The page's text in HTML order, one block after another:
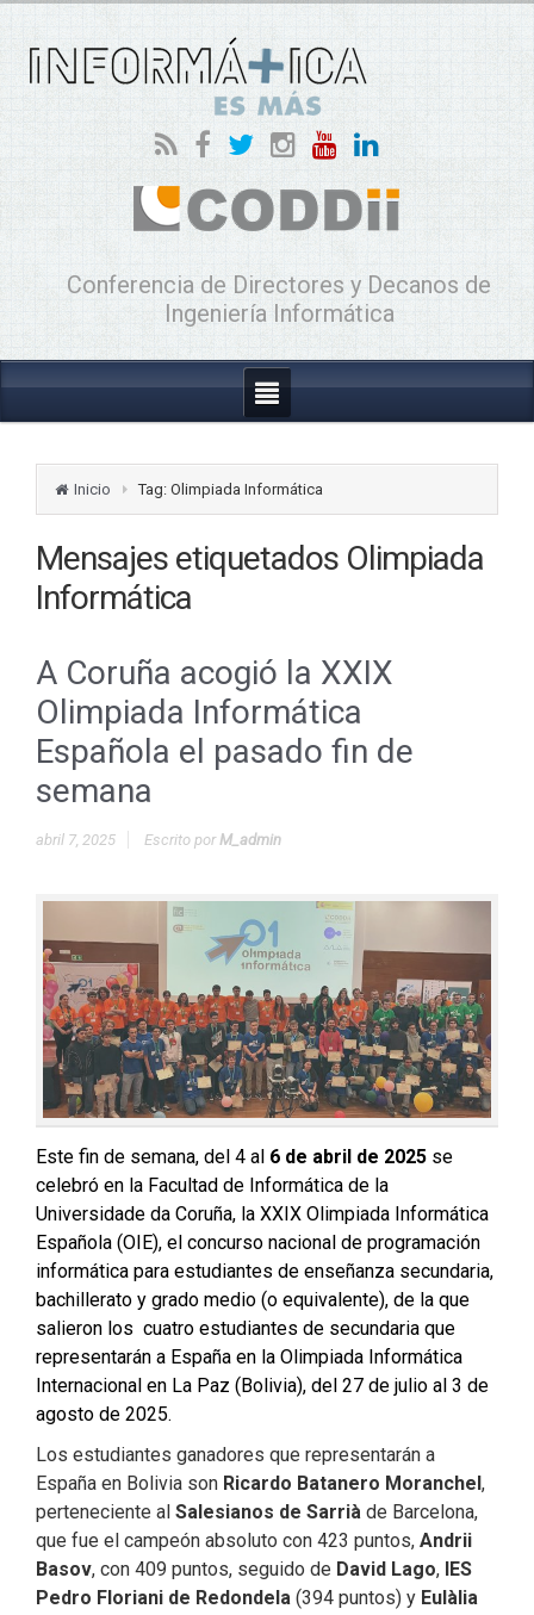
Conferencia de Directores y Decanos de
Ingeniería Informática
Inicio Tag: Olimpiada Informática
Mensajes etiquetados Olimpiada
Informática
A Coruña acogió la XXIX
Olimpiada Informática
Española el pasado fin de
semana
abril 7, 2025 Escrito porM_admin
Este fin de semana, del 4 al 6 de abril de 2025 se
celebró en la Facultad de Informática de la
Universidade da Coruña, la XXIX Olimpiada Informática
Española (OIE), el concurso nacional de programación
informática para estudiantes de enseñanza secundaria,
bachillerato y grado medio (o equivalente), de la que
salieron los cuatro estudiantes de secundaria que
representarán a España en la Olimpiada Informática
Internacional en La Paz (Bolivia), del 27 de julio al 3 de
agosto de 2025.
Los estudiantes ganadores que representarán a
España en Bolivia son Ricardo Batanero Moranchel ,
perteneciente al Salesianos de Sarrià de Barcelona,
que fue el campeón absoluto con 423 puntos, Andrii
Basov, con 409 puntos, seguido de David Lago, IES
Pedro Floriani de Redondela (394 puntos) y Eulàlia